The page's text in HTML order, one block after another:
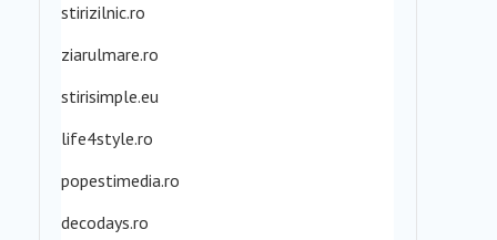
stirizilnic.ro
ziarulmare.ro
stirisimple.eu
life4style.ro
popestimedia.ro
decodays.ro